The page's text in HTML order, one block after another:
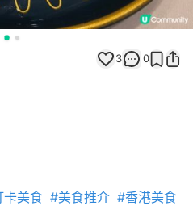
3 0
卡美食 #美食推介 #香港美食